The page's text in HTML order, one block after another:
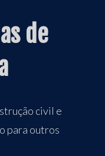
de
civil e
para outros